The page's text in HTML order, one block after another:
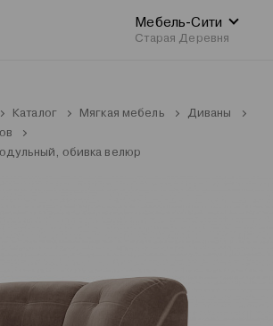
Мебель-Сити
Старая Деревня
Каталог Мягкая мебель
Диваны
обивка велюр